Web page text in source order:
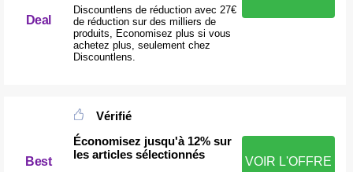
Deal
Discountlens de réduction avec 27€
de réduction sur des milliers de
produits, Economisez plus si vous
achetez plus, seulement chez
Discountlens.
Best
Vérifié
Économisez jusqu'à 12% sur
les articles sélectionnés
VOIR L'OFFRE